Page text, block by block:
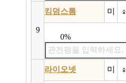
9
킹덤스톰 미 ♀
0%
관전평을 입력하세요.
라이오넷 미 ♀